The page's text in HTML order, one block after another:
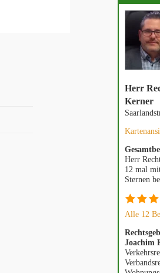
Herr
Kerner
Herr
12 mal
Sternen
Alle 12
Joachim